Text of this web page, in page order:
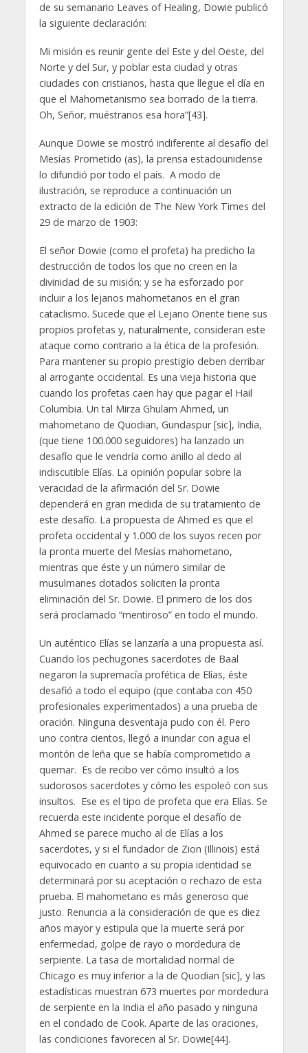
de su semanario Leaves of Healing, Dowie publicó
la siguiente declaración:
Mi misión es reunir gente del Este y del Oeste, del
Norte y del Sur, y poblar esta ciudad y otras
ciudades con cristianos, hasta que llegue el día en
que el Mahometanismo sea borrado de la tierra.
Oh, Señor, muéstranos esa hora”[43].
Aunque Dowie se mostró indiferente al desafío del
Mesías Prometido (as), la prensa estadounidense
lo difundió por todo el país. A modo de
ilustración, se reproduce a continuación un
extracto de la edición de The New York Times del
29 de marzo de 1903:
El señor Dowie (como el profeta) ha predicho la
destrucción de todos los que no creen en la
divinidad de su misión; y se ha esforzado por
incluir a los lejanos mahometanos en el gran
cataclismo. Sucede que el Lejano Oriente tiene sus
propios profetas y, naturalmente, consideran este
ataque como contrario a la ética de la profesión.
Para mantener su propio prestigio deben derribar
al arrogante occidental. Es una vieja historia que
cuando los profetas caen hay que pagar el Hail
Columbia. Un tal Mirza Ghulam Ahmed, un
mahometano de Quodian, Gundaspur [sic], India,
(que tiene 100.000 seguidores) ha lanzado un
desafío que le vendría como anillo al dedo al
indiscutible Elías. La opinión popular sobre la
veracidad de la afirmación del Sr. Dowie
dependerá en gran medida de su tratamiento de
este desafío. La propuesta de Ahmed es que el
profeta occidental y 1.000 de los suyos recen por
la pronta muerte del Mesías mahometano,
mientras que éste y un número similar de
musulmanes dotados soliciten la pronta
eliminación del Sr. Dowie. El primero de los dos
será proclamado “mentiroso” en todo el mundo.
Un auténtico Elías se lanzaría a una propuesta así.
Cuando los pechugones sacerdotes de Baal
negaron la supremacía profética de Elías, éste
desafió a todo el equipo (que contaba con 450
profesionales experimentados) a una prueba de
oración. Ninguna desventaja pudo con él. Pero
uno contra cientos, llegó a inundar con agua el
montón de leña que se había comprometido a
quemar. Es de recibo ver cómo insultó a los
sudorosos sacerdotes y cómo les espoleó con sus
insultos. Ese es el tipo de profeta que era Elías. Se
recuerda este incidente porque el desafío de
Ahmed se parece mucho al de Elías a los
sacerdotes, y si el fundador de Zion (Illinois) está
equivocado en cuanto a su propia identidad se
determinará por su aceptación o rechazo de esta
prueba. El mahometano es más generoso que
justo. Renuncia a la consideración de que es diez
años mayor y estipula que la muerte será por
enfermedad, golpe de rayo o mordedura de
serpiente. La tasa de mortalidad normal de
Chicago es muy inferior a la de Quodian [sic], y las
estadísticas muestran 673 muertes por mordedura
de serpiente en la India el año pasado y ninguna
en el condado de Cook. Aparte de las oraciones,
las condiciones favorecen al Sr. Dowie[44].